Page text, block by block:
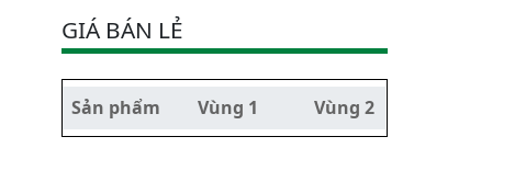
GIÁ BÁN LẺ
Sản phẩm Vùng 1 Vùng 2